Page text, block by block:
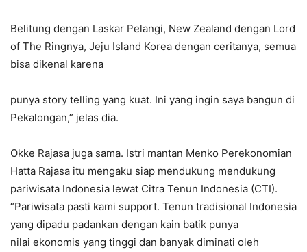
Belitung dengan Laskar Pelangi, New Zealand dengan Lord
of The Ringnya, Jeju Island Korea dengan ceritanya, semua
bisa dikenal karena
punya story telling yang kuat. Ini yang ingin saya bangun di
Pekalongan,” jelas dia.
Okke Rajasa juga sama. Istri mantan Menko Perekonomian
Hatta Rajasa itu mengaku siap mendukung mendukung
pariwisata Indonesia lewat Citra Tenun Indonesia (CTI).
“Pariwisata pasti kami support. Tenun tradisional Indonesia
yang dipadu padankan dengan kain batik punya
nilai ekonomis yang tinggi dan banyak diminati oleh